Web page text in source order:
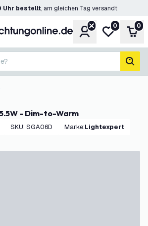
Uhr bestellt, am gleichen Tag versandt
KontoMeine
0 0
5.5W - Dim-to-Warm
SKU: SGA06D Marke: Lightexpert